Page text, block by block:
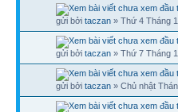
gửi bởi taczan » Thứ 4 Tháng
gửi bởi taczan » Thứ 7 Tháng
gửi bởi taczan » Chủ nhật